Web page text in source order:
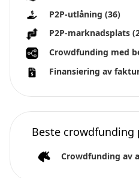
P2P-utlåning (36)
P2P-marknadsplats
Crowdfunding med
Finansiering av
Beste crowdfunding
Crowdfunding av